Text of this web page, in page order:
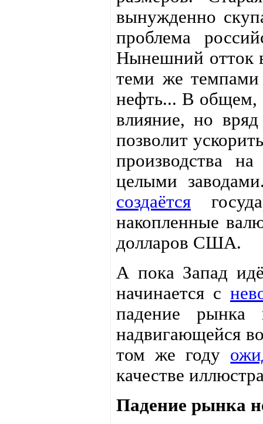
вынужденно
проблема
Нынешний отток
теми же
нефть... В общем,
влияние, но
позволит
производства
целыми
создаётся
накопленные
долларов США.
А пока Запад
начинается с
падение
надвигающейся
том же году
качестве
Падение рынка